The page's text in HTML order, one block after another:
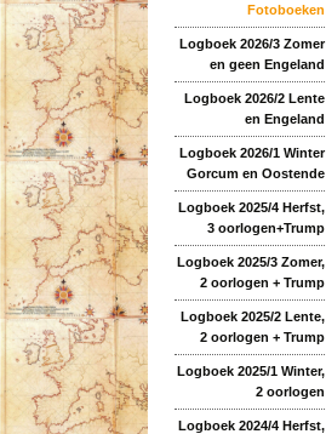
Fotoboeken
Logboek 2026/3 Zomer
en geen Engeland
Logboek 2026/2 Lente
en Engeland
Logboek 2026/1 Winter
Gorcum en Oostende
Logboek 2025/4 Herfst,
3 oorlogen+Trump
Logboek 2025/3 Zomer,
2 oorlogen + Trump
Logboek 2025/2 Lente,
2 oorlogen + Trump
Logboek 2025/1 Winter,
2 oorlogen
Logboek 2024/4 Herfst,